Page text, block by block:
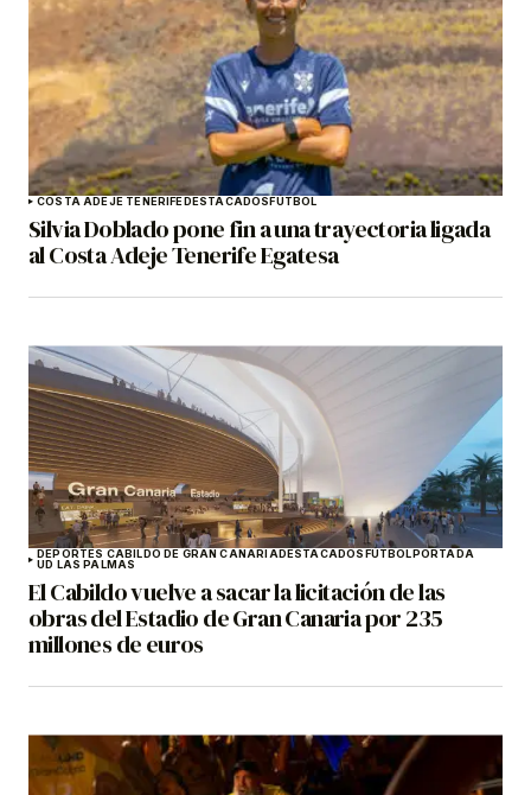
COSTA ADEJE TENERIFE DESTACADOS FÚTBOL
Silvia Doblado pone fin a una trayectoria ligada
al Costa Adeje Tenerife Egatesa
DEPORTES CABILDO DE GRAN CANARIADESTACADOS FÚTBOL PORTADA
UD LAS PALMAS
El Cabildo vuelve a sacar la licitación de las
obras del Estadio de Gran Canaria por 235
millones de euros